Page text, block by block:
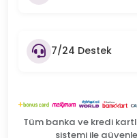
7/24 Destek
Tüm banka ve kredi
sistemi ile